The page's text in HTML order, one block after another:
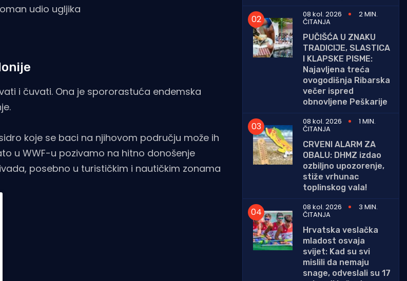
udio ugljika
i čuvati. Ona je spororastuća endemska
koje se baci na njihovom području može ih
u WWF-u pozivamo na hitno donošenje
posebno u turističkim i nautičkim zonama
08 kol. 2026
2 MIN.
ČITANJA
PUČIŠĆA U ZNAKU
TRADICIJE, SLASTICA
I KLAPSKE PISME:
Najavljena treća
ovogodišnja Ribarska
večer ispred
obnovljene Peškarije
08 kol. 2026
1 MIN.
ČITANJA
CRVENI ALARM ZA
OBALU: DHMZ izdao
ozbiljno upozorenje,
stiže vrhunac
toplinskog vala!
08 kol. 2026
3 MIN.
ČITANJA
Hrvatska veslačka
mladost osvaja
svijet: Kad su svi
mislili da nemaju
snage, odveslali su 17